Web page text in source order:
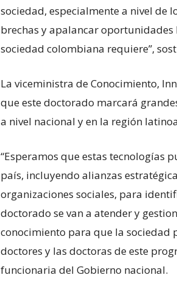
sociedad, especialmente a nivel de
brechas y apalancar
sociedad colombiana requiere”,
La viceministra de Conocimiento,
que este doctorado marcará
a nivel nacional y en la región
“Esperamos que estas tecnologías
país, incluyendo alianzas
organizaciones sociales, para
doctorado se van a atender y
conocimiento para que la sociedad
doctores y las doctoras de este
funcionaria del Gobierno nacional.